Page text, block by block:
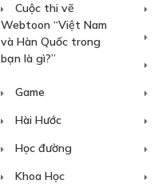
Cuộc thi vẽ
Webtoon “Việt Nam
và Hàn Quốc trong
bạn là gì?”
Game
Hài Hước
Học đường
Khoa Học